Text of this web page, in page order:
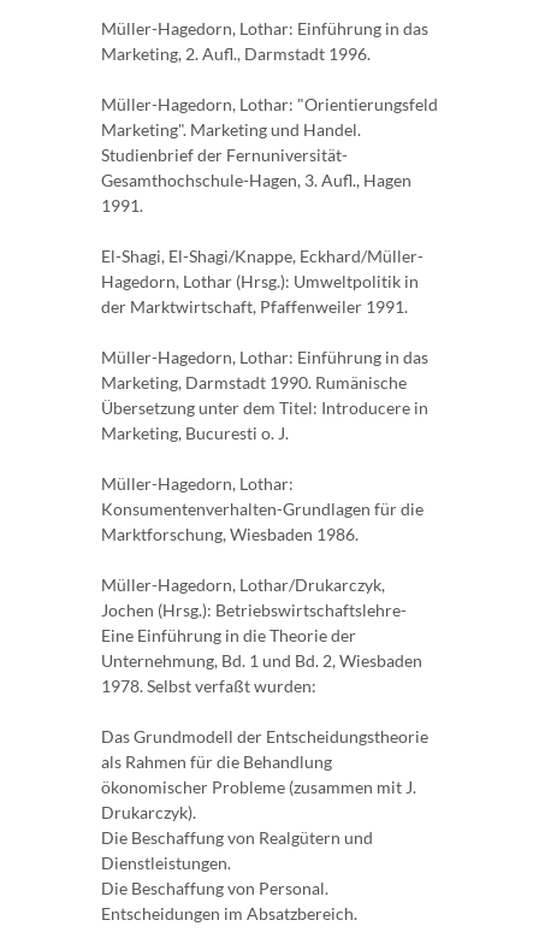
Müller-Hagedorn, Lothar: Einführung in das
Marketing, 2. Aufl., Darmstadt 1996.
Müller-Hagedorn, Lothar: "Orientierungsfeld
Marketing". Marketing und Handel.
Studienbrief der Fernuniversität-
Gesamthochschule-Hagen, 3. Aufl., Hagen
1991.
El-Shagi, El-Shagi/Knappe, Eckhard/Müller-
Hagedorn, Lothar (Hrsg.): Umweltpolitik in
der Marktwirtschaft, Pfaffenweiler 1991.
Müller-Hagedorn, Lothar: Einführung in das
Marketing, Darmstadt 1990. Rumänische
Übersetzung unter dem Titel: Introducere in
Marketing, Bucuresti o. J.
Müller-Hagedorn, Lothar:
Konsumentenverhalten-Grundlagen für die
Marktforschung, Wiesbaden 1986.
Müller-Hagedorn, Lothar/Drukarczyk,
Jochen (Hrsg.): Betriebswirtschaftslehre-
Eine Einführung in die Theorie der
Unternehmung, Bd. 1 und Bd. 2, Wiesbaden
1978. Selbst verfaßt wurden:
Das Grundmodell der Entscheidungstheorie
als Rahmen für die Behandlung
ökonomischer Probleme (zusammen mit J.
Drukarczyk).
Die Beschaffung von Realgütern und
Dienstleistungen.
Die Beschaffung von Personal.
Entscheidungen im Absatzbereich.